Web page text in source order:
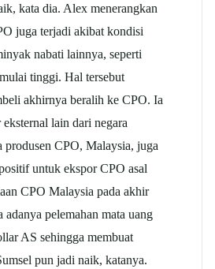
kata dia. Alex menerangkan
juga terjadi akibat kondisi
nabati lainnya, seperti
tinggi. Hal tersebut
akhirnya beralih ke CPO. Ia
lain dari negara
produsen CPO, Malaysia, juga
untuk ekspor CPO asal
CPO Malaysia pada akhir
pelemahan mata uang
AS sehingga membuat
pun jadi naik, katanya.